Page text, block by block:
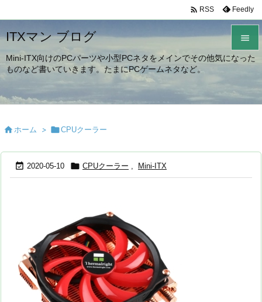
ITXマン ブログ
Mini-ITX向けのPCパーツや小型PCネタをメインでその他気になった
ものなど書いていきます。たまにPCゲームネタなど。


サイド


 RSS Feedly
 ホーム > CPUクーラー
 2020-05-10  CPUクーラー , Mini-ITX